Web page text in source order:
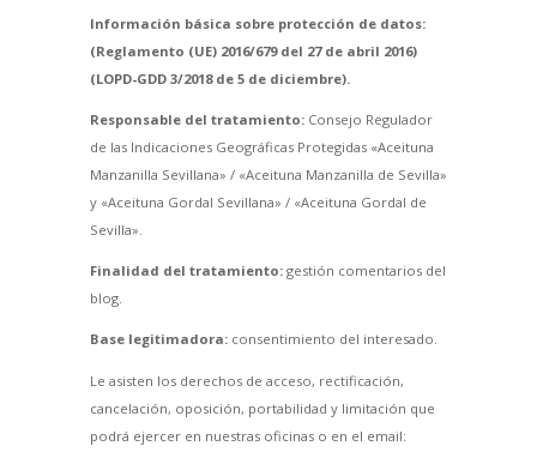
Información básica sobre protección de datos:
(Reglamento (UE) 2016/679 del 27 de abril 2016)
(LOPD-GDD 3/2018 de 5 de diciembre).
Responsable del tratamiento:Consejo Regulador
de las Indicaciones Geográficas Protegidas «Aceituna
Manzanilla Sevillana» / «Aceituna Manzanilla de Sevilla»
y «Aceituna Gordal Sevillana» / «Aceituna Gordal de
Sevilla».
Finalidad del tratamiento:gestión comentarios del
blog.
Base legitimadora:consentimiento del interesado.
Le asisten los derechos de acceso, rectificación,
cancelación, oposición, portabilidad y limitación que
podrá ejercer en nuestras oficinas o en el email: